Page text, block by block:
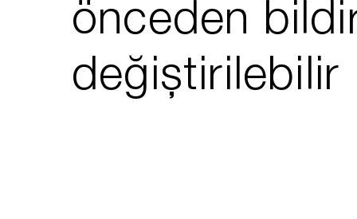
önceden
değiştirilebilir